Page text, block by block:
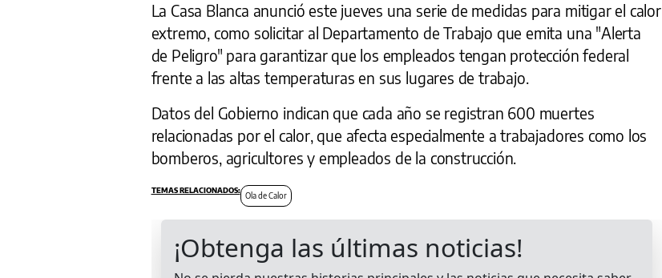
La Casa Blanca anunció este jueves una serie de medidas para mitigar el calor
extremo, como solicitar al Departamento de Trabajo que emita una "Alerta
de Peligro" para garantizar que los empleados tengan protección federal
frente a las altas temperaturas en sus lugares de trabajo.
Datos del Gobierno indican que cada año se registran 600 muertes
relacionadas por el calor, que afecta especialmente a trabajadores como los
bomberos, agricultores y empleados de la construcción.
Ola de Calor